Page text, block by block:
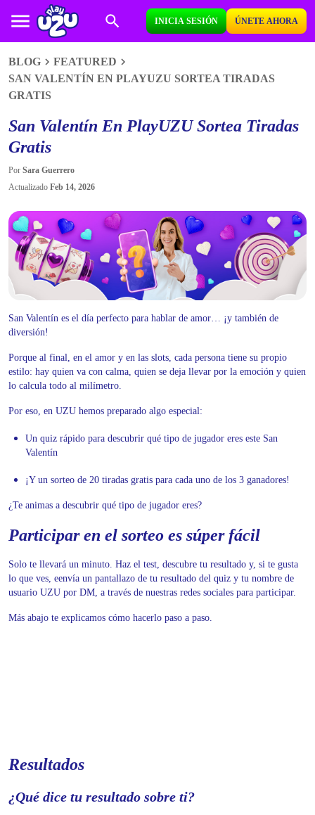
INICIA SESIÓN ÚNETE AHORA
BLOG
FEATURED
SAN VALENTÍN EN PLAYUZU SORTEA TIRADAS
GRATIS
San Valentín En PlayUZU Sortea Tiradas
Gratis
Por Sara Guerrero
Actualizado Feb 14, 2026
San Valentín es el día perfecto para hablar de amor… ¡y también de
diversión!
Porque al final, en el amor y en las slots, cada persona tiene su propio
estilo: hay quien va con calma, quien se deja llevar por la emoción y quien
lo calcula todo al milímetro.
Por eso, en UZU hemos preparado algo especial:
Un quiz rápido para descubrir qué tipo de jugador eres este San
Valentín
¡Y un sorteo de 20 tiradas gratis para cada uno de los 3 ganadores!
¿Te animas a descubrir qué tipo de jugador eres?
Participar en el sorteo es súper fácil
Solo te llevará un minuto. Haz el test, descubre tu resultado y, si te gusta
lo que ves, eenvía un pantallazo de tu resultado del quiz y tu nombre de
usuario UZU por DM, a través de nuestras redes sociales para participar.
Más abajo te explicamos cómo hacerlo paso a paso.
Resultados
¿Qué dice tu resultado sobre ti?